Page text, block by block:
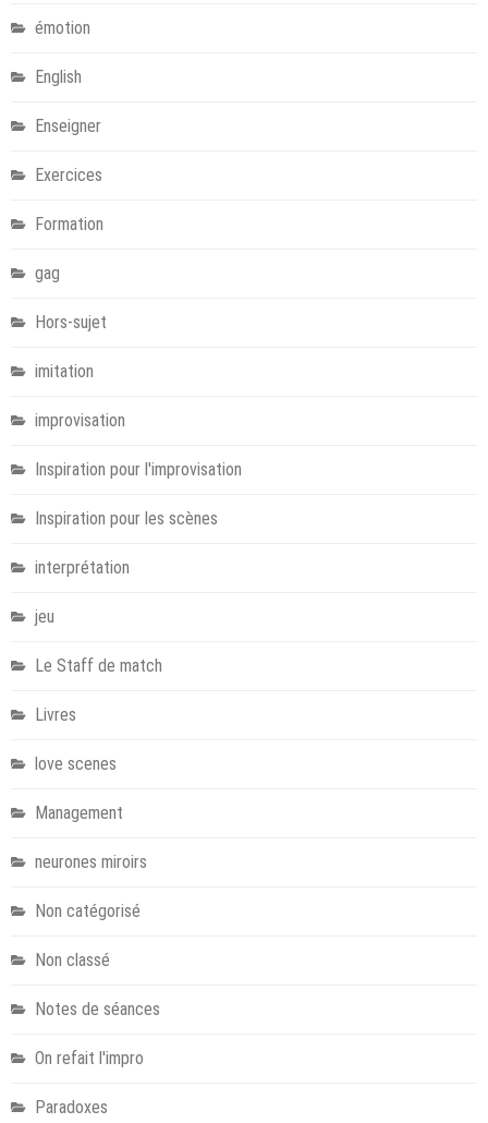
émotion
English
Enseigner
Exercices
Formation
gag
Hors-sujet
imitation
improvisation
Inspiration pour l'improvisation
Inspiration pour les scènes
interprétation
jeu
Le Staff de match
Livres
love scenes
Management
neurones miroirs
Non catégorisé
Non classé
Notes de séances
On refait l'impro
Paradoxes